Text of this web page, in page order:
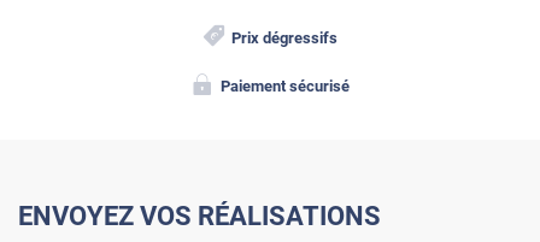
Prix dégressifs
Paiement sécurisé
ENVOYEZ VOS RÉALISATIONS